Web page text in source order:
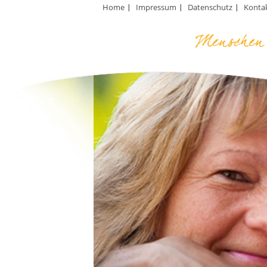
Home Impressum Datenschutz